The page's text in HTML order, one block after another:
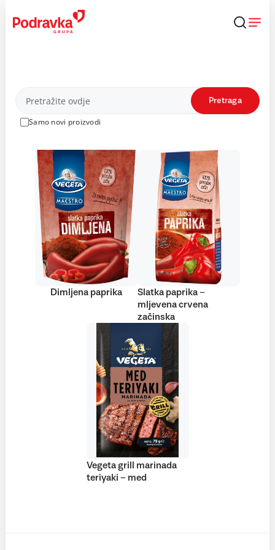
content
Proizvodi
Samo novi proizvodi
Pretraga
Dimljena paprika
Slatka paprika –
mljevena crvena
začinska
Vegeta grill marinada
teriyaki – med